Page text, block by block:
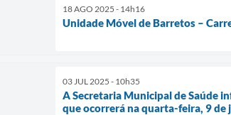
18 AGO 2025 - 14h16
Unidade Móvel de Barretos –
03 JUL 2025 - 10h35
A Secretaria Municipal de Saúde
que ocorrerá na quarta-feira, 9 de